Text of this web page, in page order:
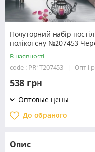
Полуторний набір
полікотону №207453
В наявності
code : PR1T207453
Опт і
538 грн
Оптовые цены
До обраного
Опис